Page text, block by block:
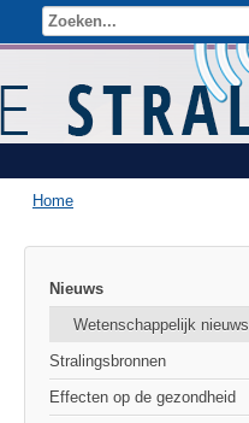
Home
Nieuws
Wetenschappelijk nieuws
Stralingsbronnen
Effecten op de gezondheid